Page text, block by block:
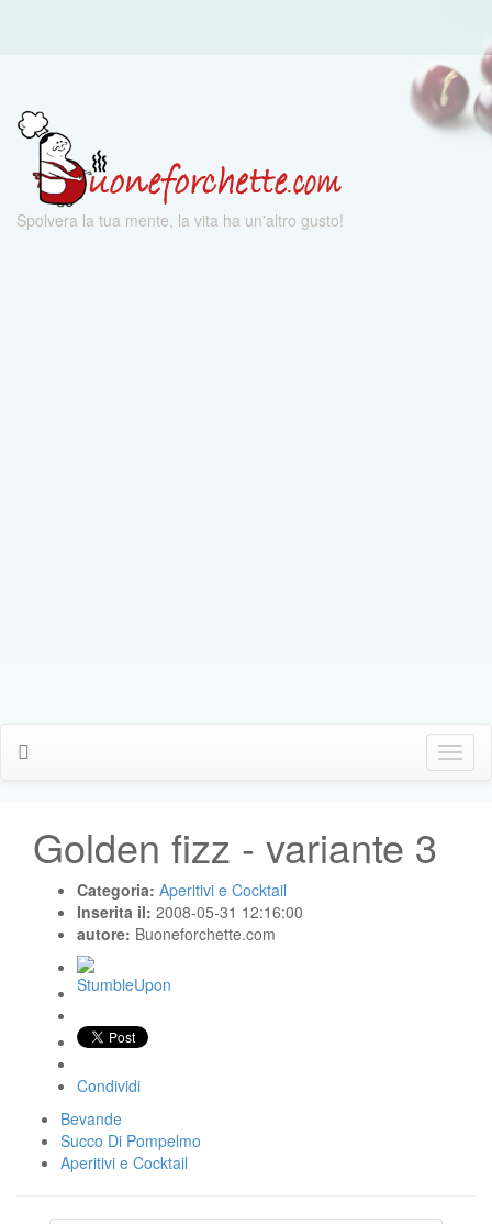
Spolvera la tua mente, la vita ha un'altro gusto!
Click
Me
Golden fizz - variante 3
Categoria: Aperitivi e Cocktail
Inserita il: 2008-05-31 12:16:00
autore: Buoneforchette.com
Condividi
Bevande
Succo Di Pompelmo
Aperitivi e Cocktail